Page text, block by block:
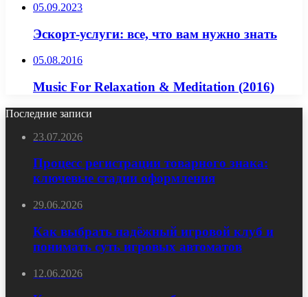
05.09.2023
Эскорт-услуги: все, что вам нужно знать
05.08.2016
Music For Relaxation & Meditation (2016)
Последние записи
23.07.2026
Процесс регистрации товарного знака:
ключевые стадии оформления
29.06.2026
Как выбрать надёжный игровой клуб и
понимать суть игровых автоматов
12.06.2026